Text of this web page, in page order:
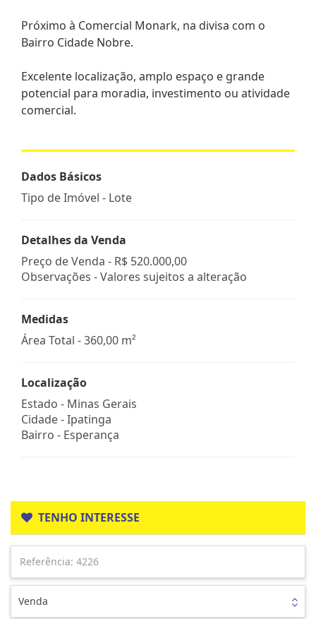
Próximo à Comercial Monark, na divisa com o
Bairro Cidade Nobre.
Excelente localização, amplo espaço e grande
potencial para moradia, investimento ou atividade
comercial.
Dados Básicos
Tipo de Imóvel - Lote
Detalhes da Venda
Preço de Venda - R$ 520.000,00
Observações - Valores sujeitos a alteração
Medidas
Área Total - 360,00 m²
Localização
Estado - Minas Gerais
Cidade -Ipatinga
Bairro - Esperança
TENHO INTERESSE
Venda